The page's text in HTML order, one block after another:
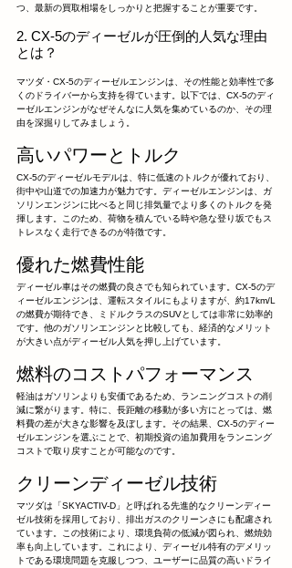
つ、最新の買取相場をしっかりと把握することが重要です。
2. CX-5のディーゼルが圧倒的人気な理由
とは？
マツダ・CX-5のディーゼルエンジンは、その性能と効率性で多
くのドライバーから支持を得ています。以下では、CX-5のディ
ーゼルエンジンがなぜそんなに人気を集めているのか、その理
由を深掘りしてみましょう。
高いパワーとトルク
CX-5のディーゼルモデルは、特に低速のトルクが優れており、
街中や山道での加速力が魅力です。ディーゼルエンジンは、ガ
ソリンエンジンに比べると同じ排気量でより多くのトルクを発
揮します。このため、荷物を積んでいる時や急な登り坂でもス
トレスなく走行できるのが特徴です。
優れた燃費性能
ディーゼル車はその燃費の良さでも知られています。CX-5のデ
ィーゼルエンジンは、運転スタイルにもよりますが、約17km/L
の燃費が期待でき、ミドルクラスのSUVとしては非常に効率的
です。他のガソリンエンジンと比較しても、経済的なメリット
が大きい点がディーゼル人気を押し上げています。
燃料のコストパフォーマンス
軽油はガソリンよりも安価であるため、ランニングコストの削
減に繋がります。特に、長距離の移動が多い方にとっては、燃
料費の差が大きな影響を及ぼします。その結果、CX-5のディー
ゼルエンジンを選ぶことで、初期投資の追加費用をランニング
コストで取り戻すことが可能なのです。
クリーンディーゼル技術
マツダは「SKYACTIV-D」と呼ばれる先進的なクリーンディー
ゼル技術を採用しており、排出ガスのクリーンさにも配慮され
ています。この技術により、環境負荷の低減が図られ、燃焼効
率も向上しています。これにより、ディーゼル特有のデメリッ
トである環境問題を克服しつつ、ユーザーに品質の高いドライ